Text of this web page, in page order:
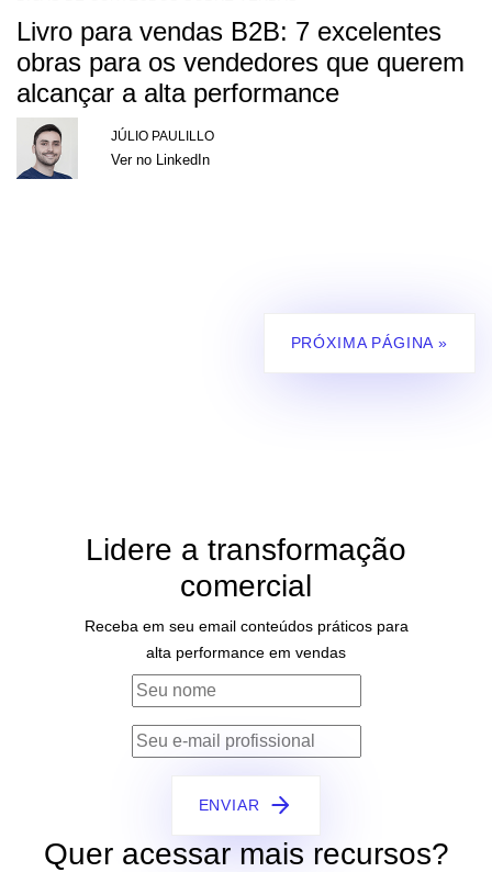
Livro para vendas B2B: 7 excelentes
obras para os vendedores que querem
alcançar a alta performance
JÚLIO PAULILLO
Ver no LinkedIn
PRÓXIMA PÁGINA »
Lidere a transformação
comercial
Receba em seu email conteúdos práticos para
alta performance em vendas
ENVIAR
Quer acessar mais recursos?